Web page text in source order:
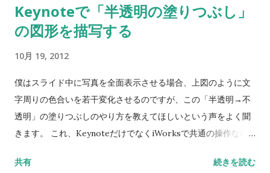
Keynoteで「半透明の塗りつぶし」
の図形を描写する
10月 19, 2012
僕はスライド中に写真を全面表示させる場合、上図のように文
字周りの色合いを若干変化させるのですが、この「半透明→不
透明」の塗りつぶしのやり方を教えてほしいという声をよく聞
きます。 これ、KeynoteだけでなくiWorksで共通の操作なの
で今回は動画で作り方を公開します。
共有 続きを読む